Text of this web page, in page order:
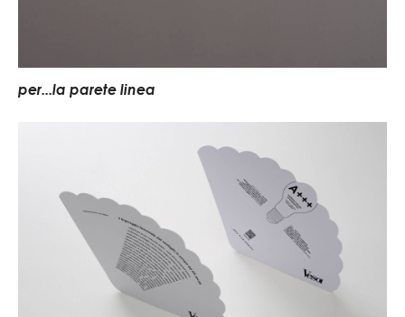
per...la parete linea